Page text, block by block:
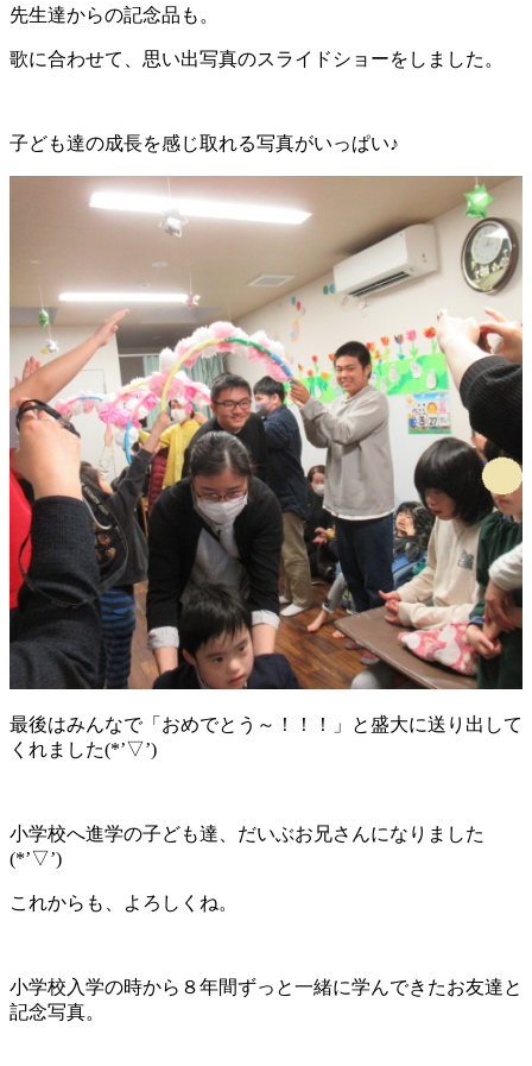
先生達からの記念品も。
歌に合わせて、思い出写真のスライドショーをしました。
子ども達の成長を感じ取れる写真がいっぱい♪
最後はみんなで「おめでとう～！！！」と盛大に送り出して
くれました(*’▽’)
小学校へ進学の子ども達、だいぶお兄さんになりました
(*’▽’)
これからも、よろしくね。
小学校入学の時から８年間ずっと一緒に学んできたお友達と
記念写真。